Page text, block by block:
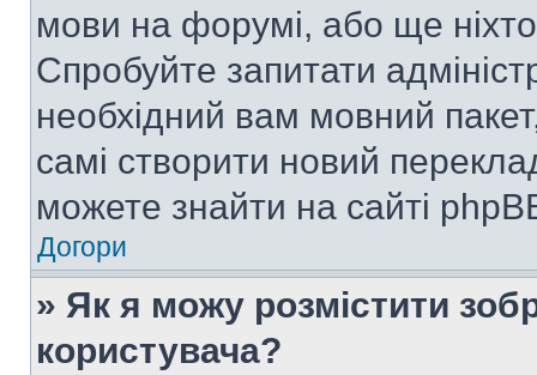
мови на форумі, або ще
Спробуйте запитати
необхідний вам мовний
самі створити новий
можете знайти на сайті
Догори
» Як я можу розмістити
користувача?